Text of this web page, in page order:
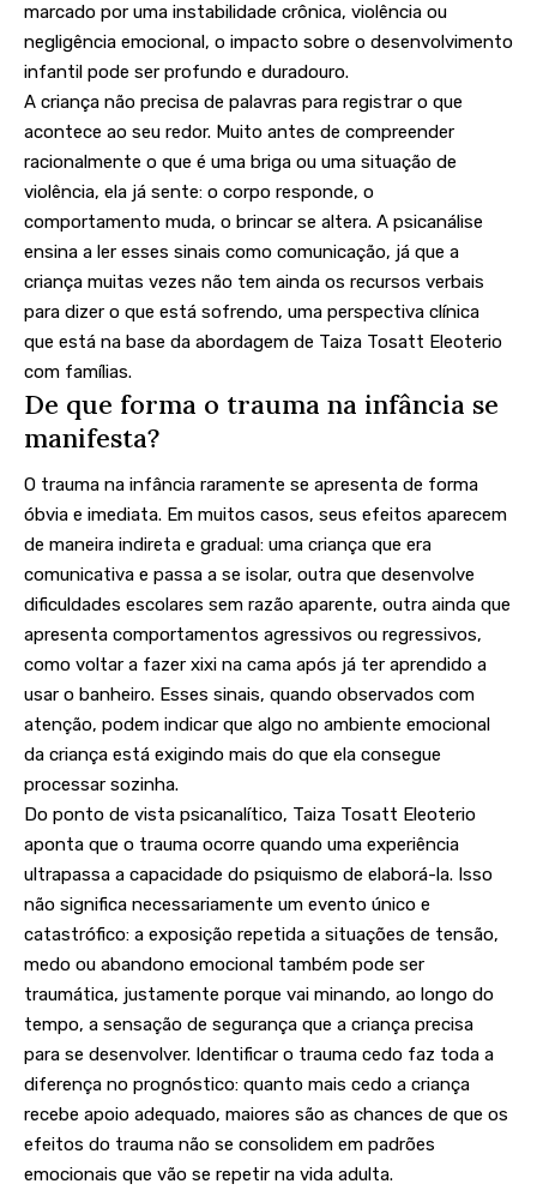
marcado por uma instabilidade crônica, violência ou
negligência emocional, o impacto sobre o desenvolvimento
infantil pode ser profundo e duradouro.
A criança não precisa de palavras para registrar o que
acontece ao seu redor. Muito antes de compreender
racionalmente o que é uma briga ou uma situação de
violência, ela já sente: o corpo responde, o
comportamento muda, o brincar se altera. A psicanálise
ensina a ler esses sinais como comunicação, já que a
criança muitas vezes não tem ainda os recursos verbais
para dizer o que está sofrendo, uma perspectiva clínica
que está na base da abordagem de Taiza Tosatt Eleoterio
com famílias.
De que forma o trauma na infância se
manifesta?
O trauma na infância raramente se apresenta de forma
óbvia e imediata. Em muitos casos, seus efeitos aparecem
de maneira indireta e gradual: uma criança que era
comunicativa e passa a se isolar, outra que desenvolve
dificuldades escolares sem razão aparente, outra ainda que
apresenta comportamentos agressivos ou regressivos,
como voltar a fazer xixi na cama após já ter aprendido a
usar o banheiro. Esses sinais, quando observados com
atenção, podem indicar que algo no ambiente emocional
da criança está exigindo mais do que ela consegue
processar sozinha.
Do ponto de vista psicanalítico, Taiza Tosatt Eleoterio
aponta que o trauma ocorre quando uma experiência
ultrapassa a capacidade do psiquismo de elaborá-la. Isso
não significa necessariamente um evento único e
catastrófico: a exposição repetida a situações de tensão,
medo ou abandono emocional também pode ser
traumática, justamente porque vai minando, ao longo do
tempo, a sensação de segurança que a criança precisa
para se desenvolver. Identificar o trauma cedo faz toda a
diferença no prognóstico: quanto mais cedo a criança
recebe apoio adequado, maiores são as chances de que os
efeitos do trauma não se consolidem em padrões
emocionais que vão se repetir na vida adulta.